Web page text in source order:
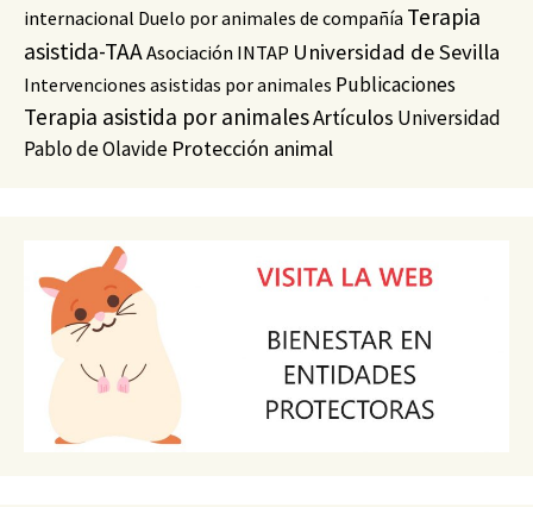
internacional Duelo por animales de compañía Terapia
asistida-TAAAsociación INTAP Universidad de Sevilla
Intervenciones asistidas por animales Publicaciones
Terapia asistida por animalesArtículos Universidad
Pablo de Olavide Protección animal